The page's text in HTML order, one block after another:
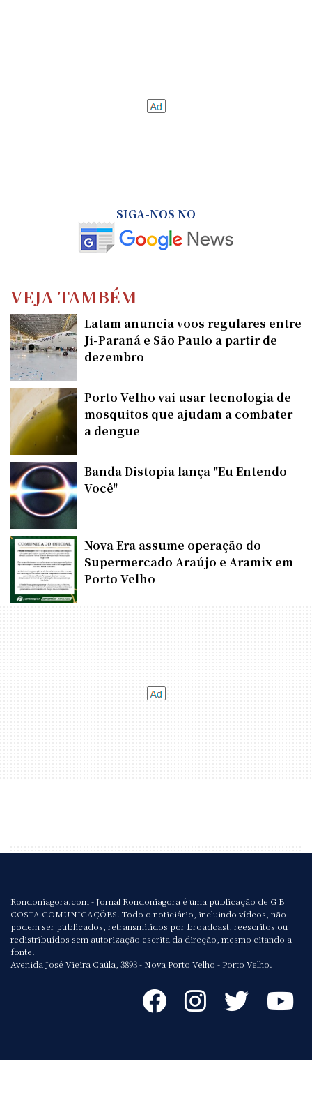
SIGA-NOS NO
VEJA TAMBÉM
Latam anuncia voos regulares entre
Ji-Paraná e São Paulo a partir de
dezembro
Porto Velho vai usar tecnologia de
mosquitos que ajudam a combater
a dengue
Banda Distopia lança "Eu Entendo
Você"
Nova Era assume operação do
Supermercado Araújo e Aramix em
Porto Velho
Rondoniagora.com - Jornal Rondoniagora é uma publicação de G B
COSTA COMUNICAÇÕES. Todo o noticiário, incluindo vídeos, não
podem ser publicados, retransmitidos por broadcast, reescritos ou
redistribuídos sem autorização escrita da direção, mesmo citando a
fonte.
Avenida José Vieira Caúla, 3893 - Nova Porto Velho - Porto Velho.